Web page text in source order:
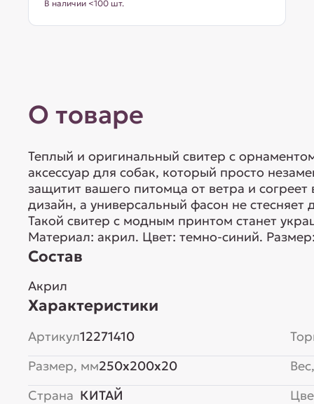
В наличии <100 шт.
О товаре
Теплый и оригинальный свитер с
аксессуар для собак, который просто
защитит вашего питомца от ветра и
дизайн, а универсальный фасон не
Такой свитер с модным принтом станет
Материал: акрил. Цвет: темно-синий.
Состав
Акрил
Характеристики
Артикул12271410
Размер, мм250x200x20
Страна КИТАЙ